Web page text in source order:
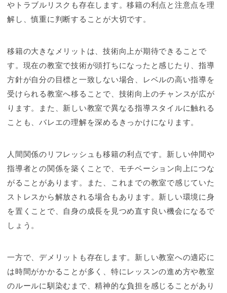
やトラブルリスクも存在します。移籍の利点と注意点を理
解し、慎重に判断することが大切です。
移籍の大きなメリットは、技術向上が期待できることで
す。現在の教室で技術が頭打ちになったと感じたり、指導
方針が自分の目標と一致しない場合、レベルの高い指導を
受けられる教室へ移ることで、技術向上のチャンスが広が
ります。また、新しい教室で異なる指導スタイルに触れる
ことも、バレエの理解を深めるきっかけになります。
人間関係のリフレッシュも移籍の利点です。新しい仲間や
指導者との関係を築くことで、モチベーション向上につな
がることがあります。また、これまでの教室で感じていた
ストレスから解放される場合もあります。新しい環境に身
を置くことで、自身の成長を見つめ直す良い機会になるで
しょう。
一方で、デメリットも存在します。新しい教室への適応に
は時間がかかることが多く、特にレッスンの進め方や教室
のルールに馴染むまで、精神的な負担を感じることがあり